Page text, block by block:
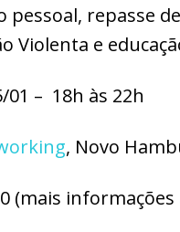
pessoal, repasse
Violenta e
01 – 18h às 22h
, Novo
(mais informações